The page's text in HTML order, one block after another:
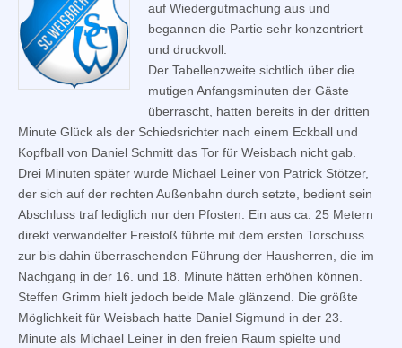
auf Wiedergutmachung aus und
begannen die Partie sehr konzentriert
und druckvoll.
Der Tabellenzweite sichtlich über die
mutigen Anfangsminuten der Gäste
überrascht, hatten bereits in der dritten
Minute Glück als der Schiedsrichter nach einem Eckball und
Kopfball von Daniel Schmitt das Tor für Weisbach nicht gab.
Drei Minuten später wurde Michael Leiner von Patrick Stötzer,
der sich auf der rechten Außenbahn durch setzte, bedient sein
Abschluss traf lediglich nur den Pfosten. Ein aus ca. 25 Metern
direkt verwandelter Freistoß führte mit dem ersten Torschuss
zur bis dahin überraschenden Führung der Hausherren, die im
Nachgang in der 16. und 18. Minute hätten erhöhen können.
Steffen Grimm hielt jedoch beide Male glänzend. Die größte
Möglichkeit für Weisbach hatte Daniel Sigmund in der 23.
Minute als Michael Leiner in den freien Raum spielte und